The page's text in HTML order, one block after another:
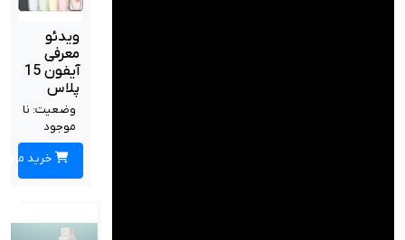
ویدئو
معرفی
آیفون 15
پلاس
وضعیت:نا
موجود
خرید محصول